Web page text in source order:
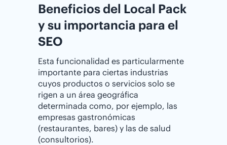
Beneficios del Local Pack
y su importancia para el
SEO
Esta funcionalidad es particularmente
importante para ciertas industrias
cuyos productos o servicios solo se
rigen a un área geográfica
determinada como, por ejemplo, las
empresas gastronómicas
(restaurantes, bares) y las de salud
(consultorios).